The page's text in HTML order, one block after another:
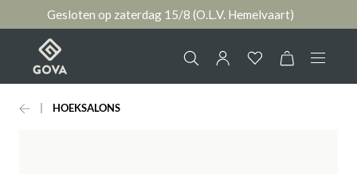
Gesloten op zaterdag 15/8 (O.L.V. Hemelvaart)
Collectie
HOEKSALONS